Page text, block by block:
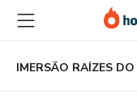
para
conteúdo
principal
para
pagamento
para
rodapé